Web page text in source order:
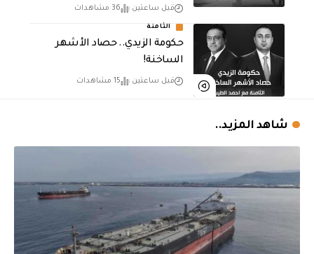
قبل ساعتين 36 مشاهدات
الثامنة
حكومة الزيدي.. حصاد الأشهر
الساخنة!
قبل ساعتين 15 مشاهدات
شاهد المزيد..